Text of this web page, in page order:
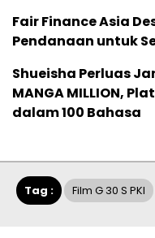
Fair Finance Asia
Pendanaan untuk
Shueisha Perluas
MANGA MILLION,
dalam 100 Bahasa
Tag : Film G 30 S PKI